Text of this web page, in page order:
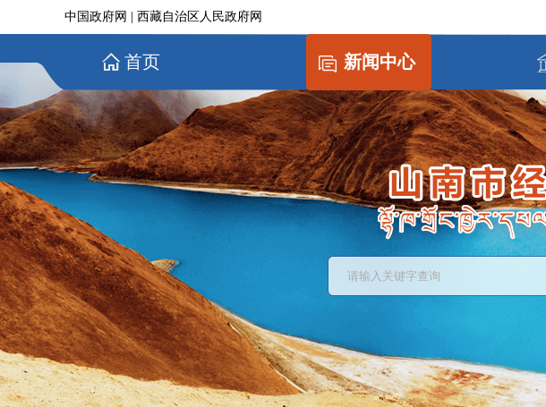
中国政府网 西藏自治区人民政府网
首页 新闻中心